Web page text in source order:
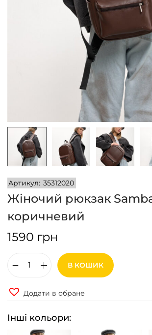
n
Артикул: 35312020
Жіночий рюкзак
коричневий
1590 грн
н
В КОШИК
Додати в обране
Інші кольори: